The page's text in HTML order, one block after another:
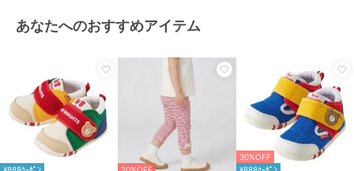
あなたへのおすすめアイテム
30%OFF